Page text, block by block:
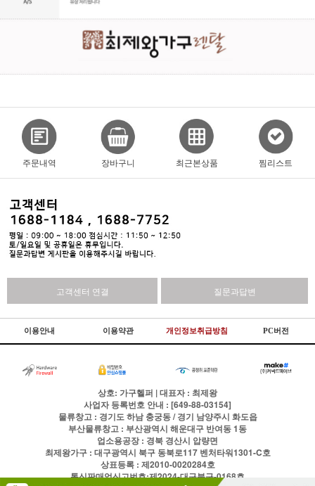
주문내역 장바구니 최근본상품 찜리스트
고객센터 연결 질문과답변
이용안내 이용약관 개인정보취급방침 PC버전
상호: 가구헬퍼 | 대표자 : 최제왕
사업자 등록번호 안내 : [649-88-03154]
물류창고 : 경기도 하남 충궁동 / 경기 남양주시 화도읍
부산물류창고 : 부산광역시 해운대구 반여동 1동
업소용공장 : 경북 경산시 압량면
최제왕가구 : 대구광역시 북구 동북로117 벤처타워1301-C호
상표등록 : 제2010-0020284호
통신판매업신고번호:제2024-대구북구-0168호